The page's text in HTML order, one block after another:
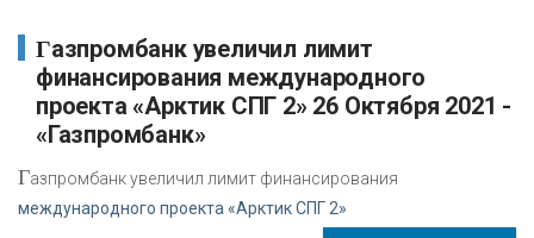
Газпромбанк увеличил лимит
финансирования международного
проекта «Арктик СПГ 2» 26 Октября 2021 -
«Газпромбанк»
Газпромбанк увеличил лимит финансирования
международного проекта «Арктик СПГ 2»